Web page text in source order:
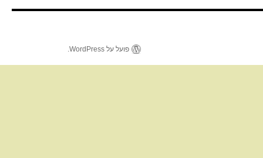
פועל על WordPress.